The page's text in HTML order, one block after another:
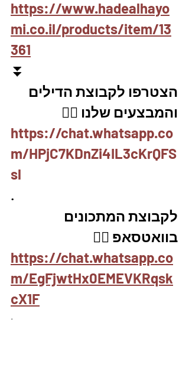
https://www.hadealhayo
mi.co.il/products/item/13
361
⏬
הצטרפו לקבוצת הדילים
והמבצעים שלנו 👇🏽
https://chat.whatsapp.co
m/HPjC7KDnZi4IL3cKrQFS
sl
.
לקבוצת המתכונים
בוואטסאפ 👇🏽
https://chat.whatsapp.co
m/EgFjwtHx0EMEVKRqsk
cX1F
.